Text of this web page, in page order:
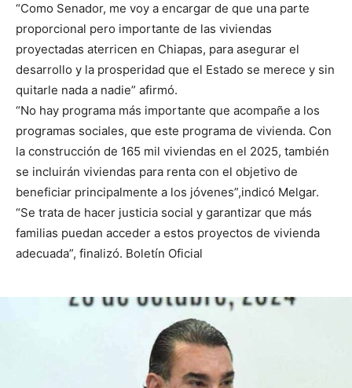
“Como Senador, me voy a encargar de que una parte
proporcional pero importante de las viviendas
proyectadas aterricen en Chiapas, para asegurar el
desarrollo y la prosperidad que el Estado se merece y sin
quitarle nada a nadie” afirmó.
“No hay programa más importante que acompañe a los
programas sociales, que este programa de vivienda. Con
la construcción de 165 mil viviendas en el 2025, también
se incluirán viviendas para renta con el objetivo de
beneficiar principalmente a los jóvenes”,indicó Melgar.
“Se trata de hacer justicia social y garantizar que más
familias puedan acceder a estos proyectos de vivienda
adecuada”, finalizó. Boletín Oficial